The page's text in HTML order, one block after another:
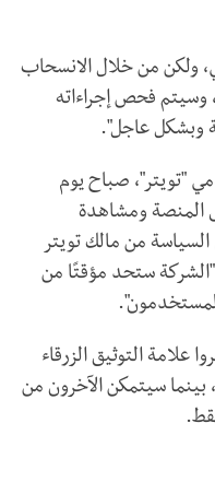
ولكن من خلال الانسحاب
وسيتم فحص إجراءاته
وبشكل عاجل".
مستخدمي "تويتر"، صباح يوم
المنصة ومشاهدة
من مالك تويتر
ستحد مؤقتًا من
علامة التوثيق الزرقاء
سيتمكن الآخرون من